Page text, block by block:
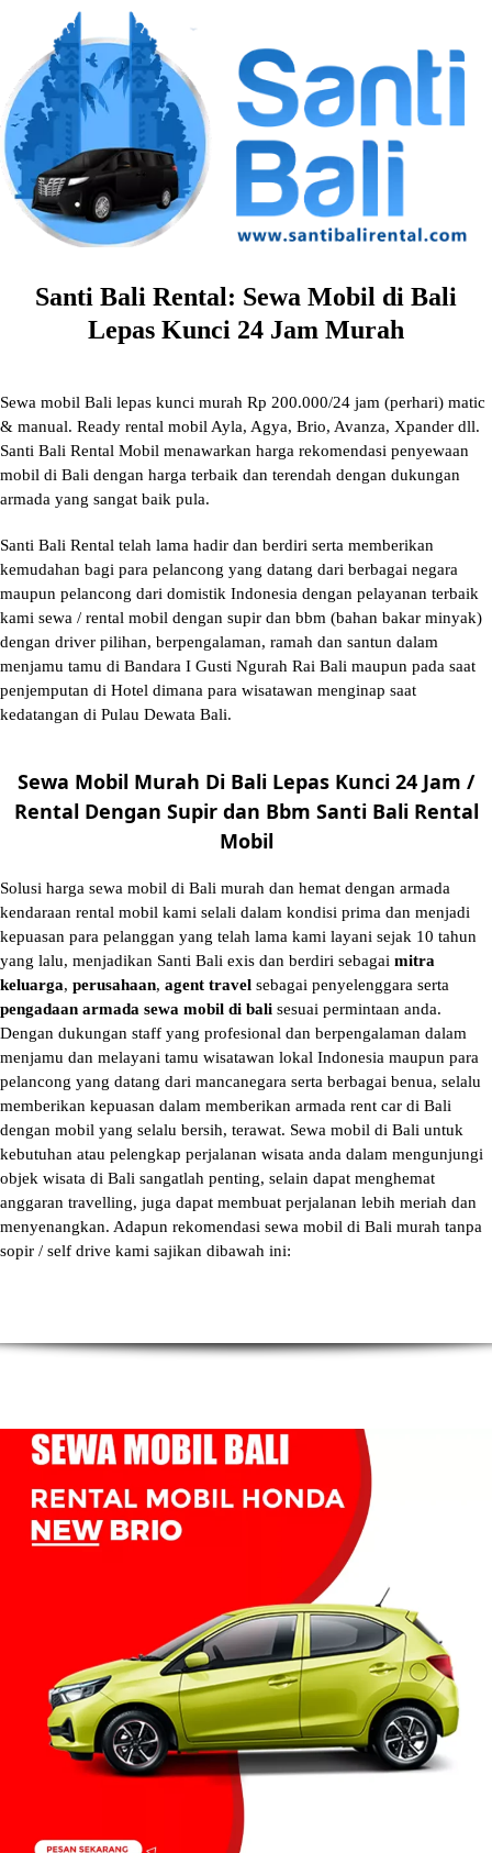
content
Santi Bali Rental: Sewa Mobil di Bali
Lepas Kunci 24 Jam Murah
Sewa mobil Bali lepas kunci murah Rp 200.000/24 jam (perhari) matic
& manual. Ready rental mobil Ayla, Agya, Brio, Avanza, Xpander dll.
Santi Bali Rental Mobil menawarkan harga rekomendasi penyewaan
mobil di Bali dengan harga terbaik dan terendah dengan dukungan
armada yang sangat baik pula.
Santi Bali Rental telah lama hadir dan berdiri serta memberikan
kemudahan bagi para pelancong yang datang dari berbagai negara
maupun pelancong dari domistik Indonesia dengan pelayanan terbaik
kami sewa / rental mobil dengan supir dan bbm (bahan bakar minyak)
dengan driver pilihan, berpengalaman, ramah dan santun dalam
menjamu tamu di Bandara I Gusti Ngurah Rai Bali maupun pada saat
penjemputan di Hotel dimana para wisatawan menginap saat
kedatangan di Pulau Dewata Bali.
Sewa Mobil Murah Di Bali Lepas Kunci 24 Jam /
Rental Dengan Supir dan Bbm Santi Bali Rental
Mobil
Solusi harga sewa mobil di Bali murah dan hemat dengan armada
kendaraan rental mobil kami selali dalam kondisi prima dan menjadi
kepuasan para pelanggan yang telah lama kami layani sejak 10 tahun
yang lalu, menjadikan Santi Bali exis dan berdiri sebagai mitra
keluarga, perusahaan, agent travel sebagai penyelenggara serta
pengadaan armada sewa mobil di bali sesuai permintaan anda.
Dengan dukungan staff yang profesional dan berpengalaman dalam
menjamu dan melayani tamu wisatawan lokal Indonesia maupun para
pelancong yang datang dari mancanegara serta berbagai benua, selalu
memberikan kepuasan dalam memberikan armada rent car di Bali
dengan mobil yang selalu bersih, terawat. Sewa mobil di Bali untuk
kebutuhan atau pelengkap perjalanan wisata anda dalam mengunjungi
objek wisata di Bali sangatlah penting, selain dapat menghemat
anggaran travelling, juga dapat membuat perjalanan lebih meriah dan
menyenangkan. Adapun rekomendasi sewa mobil di Bali murah tanpa
sopir / self drive kami sajikan dibawah ini: